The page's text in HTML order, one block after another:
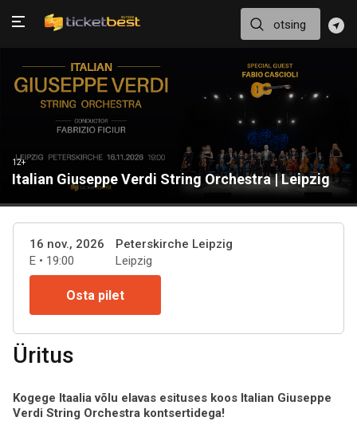
12+
Italian Giuseppe Verdi String Orchestra | Leipzig
16 nov., 2026
E • 19:00
Peterskirche Leipzig
Leipzig
Osta pilet
Üritus
Kogege Itaalia võlu elavas esituses koos Italian Giuseppe
Verdi String Orchestra kontsertidega!